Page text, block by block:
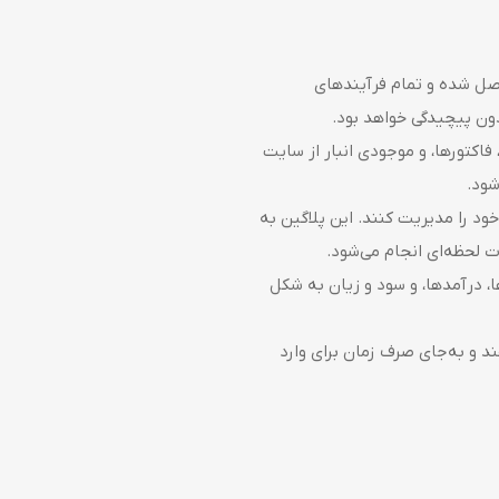
شده و تمام فرآیندهای
پیچیدگی خواهد بود.
و موجودی انبار از سایت
را مدیریت کنند. این پلاگین به
لحظه‌ای انجام می‌شود.
درآمدها، و سود و زیان به شکل
و به‌جای صرف زمان برای وارد